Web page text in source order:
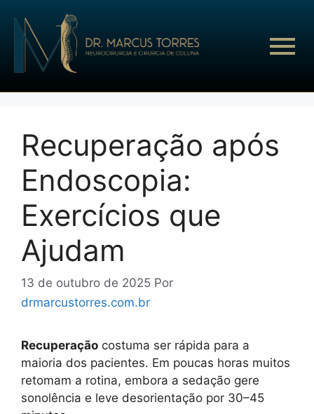
Recuperação após
Endoscopia:
Exercícios que
Ajudam
13 de outubro de 2025 Por
drmarcustorres.com.br
Recuperação costuma ser rápida para a
maioria dos pacientes. Em poucas horas muitos
retomam a rotina, embora a sedação gere
sonolência e leve desorientação por 30–45